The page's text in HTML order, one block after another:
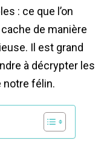
: ce que l’on
de manière
Il est grand
à décrypter les
notre félin.